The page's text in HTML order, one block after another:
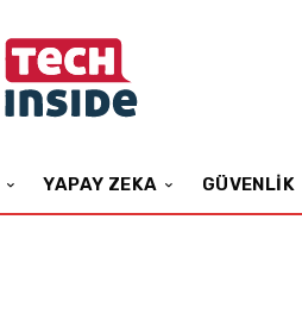
YAPAY ZEKA GÜVENLIK